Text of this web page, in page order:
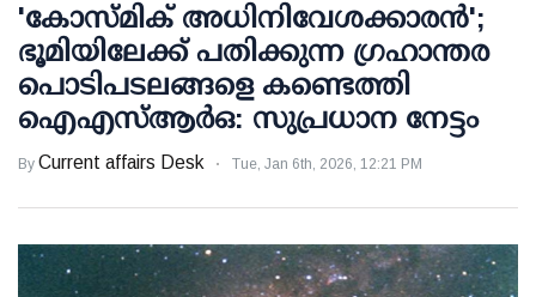
'കോസ്മിക് അധിനിവേശക്കാരന്‍';
ഭൂമിയിലേക്ക് പതിക്കുന്ന ഗ്രഹാന്തര
പൊടിപടലങ്ങളെ കണ്ടെത്തി
ഐഎസ്ആര്‍ഒ: സുപ്രധാന നേട്ടം
By Current affairs Desk Tue, Jan 6th, 2026, 12:21 PM